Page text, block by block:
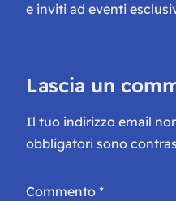
e inviti ad eventi
Lascia un
Il tuo indirizzo email
obbligatori sono
Commento *